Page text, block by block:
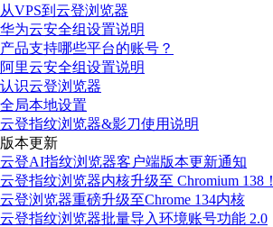
从VPS到云登浏览器
华为云安全组设置说明
产品支持哪些平台的账号？
阿里云安全组设置说明
认识云登浏览器
全局本地设置
云登指纹浏览器&影刀使用说明
版本更新
云登AI指纹浏览器客户端版本更新通知
云登指纹浏览器内核升级至 Chromium 138！
云登浏览器重磅升级至Chrome 134内核
云登指纹浏览器批量导入环境账号功能 2.0